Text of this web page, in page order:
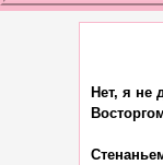
Нет, я не